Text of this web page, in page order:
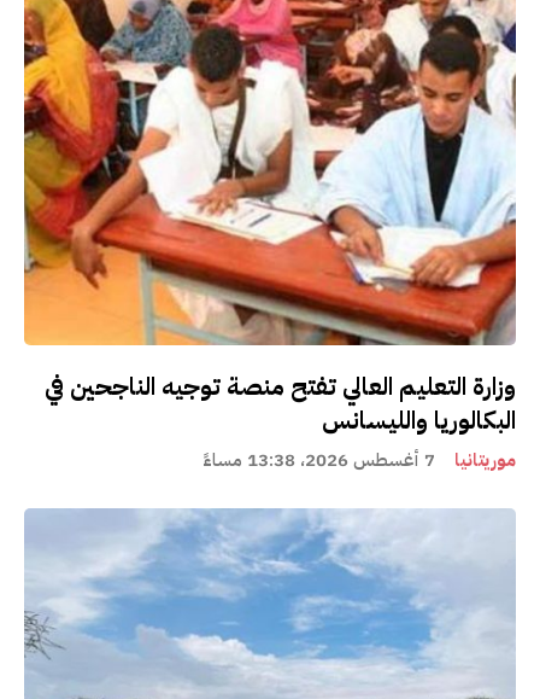
وزارة التعليم العالي تفتح منصة توجيه الناجحين في
البكالوريا والليسانس
موريتانيا 7 أغسطس 2026، 13:38 مساءً